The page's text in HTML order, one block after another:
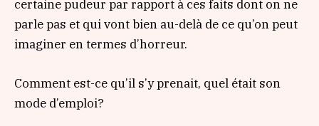
certaine pudeur par rapport à ces faits dont on ne
parle pas et qui vont bien au-delà de ce qu’on peut
imaginer en termes d’horreur.
Comment est-ce qu’il s’y prenait, quel était son
mode d’emploi?